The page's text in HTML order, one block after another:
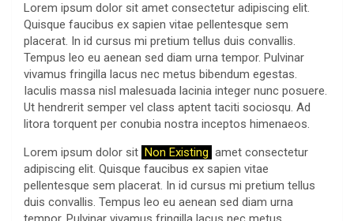
Lorem ipsum dolor sit amet consectetur adipiscing elit.
Quisque faucibus ex sapien vitae pellentesque sem
placerat. In id cursus mi pretium tellus duis convallis.
Tempus leo eu aenean sed diam urna tempor. Pulvinar
vivamus fringilla lacus nec metus bibendum egestas.
Iaculis massa nisl malesuada lacinia integer nunc posuere.
Ut hendrerit semper vel class aptent taciti sociosqu. Ad
litora torquent per conubia nostra inceptos himenaeos.
Lorem ipsum dolor sit Non Existing amet consectetur
adipiscing elit. Quisque faucibus ex sapien vitae
pellentesque sem placerat. In id cursus mi pretium tellus
duis convallis. Tempus leo eu aenean sed diam urna